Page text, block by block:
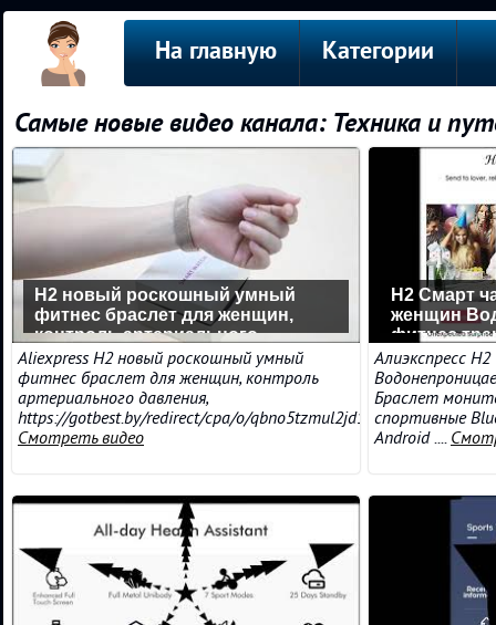
На главную Категории
Самые новые видео канала: Техника и
H2 новый роскошный умный
фитнес браслет для женщин,
контроль артериального
давления, Aliexpress
Aliexpress H2 новый роскошный умный
фитнес браслет для женщин, контроль
артериального давления,
https://gotbest.by/redirect/cpa/o/qbno5tzmul2jd1b0p1z4d6jweg1....
Смотреть видео
H2 Смарт
женщин
фитнес
Алиэкспресс
Браслет
спортивные
Android ....